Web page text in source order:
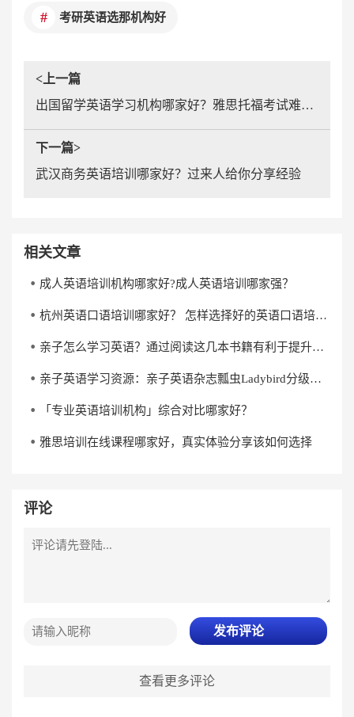
考研英语选那机构好
<上一篇
出国留学英语学习机构哪家好？雅思托福考试难吗？
下一篇>
武汉商务英语培训哪家好？过来人给你分享经验
相关文章
成人英语培训机构哪家好?成人英语培训哪家强？
杭州英语口语培训哪家好？ 怎样选择好的英语口语培训机构？
亲子怎么学习英语？通过阅读这几本书籍有利于提升英语水平
亲子英语学习资源：亲子英语杂志瓢虫Ladybird分级阅读《杰克与魔克》下载
「专业英语培训机构」综合对比哪家好？
雅思培训在线课程哪家好，真实体验分享该如何选择
评论
发布评论
查看更多评论